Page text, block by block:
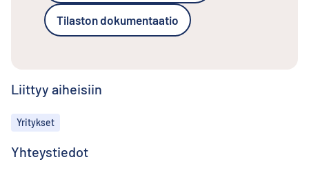
Tilaston dokumentaatio
Liittyy aiheisiin
Aiheet
Yritykset
Yhteystiedot